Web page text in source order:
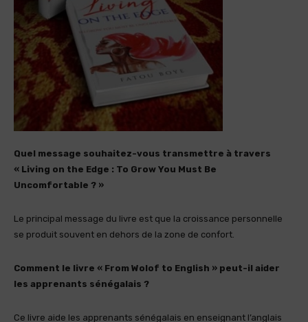
Quel message souhaitez-vous transmettre à travers
« Living on the Edge : To Grow You Must Be
Uncomfortable ? »
Le principal message du livre est que la croissance personnelle
se produit souvent en dehors de la zone de confort.
Comment le livre « From Wolof to English » peut-il aider
les apprenants sénégalais ?
Ce livre aide les apprenants sénégalais en enseignant l’anglais